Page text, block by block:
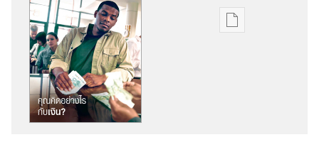
ตัว